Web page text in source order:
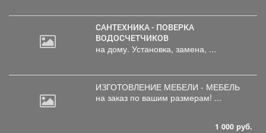
САНТЕХНИКА - ПОВЕРКА
ВОДОСЧЕТЧИКОВ
на дому. Установка, замена, ...
ИЗГОТОВЛЕНИЕ МЕБЕЛИ - МЕБЕЛЬ
на заказ по вашим размерам! ...
1 000 руб.